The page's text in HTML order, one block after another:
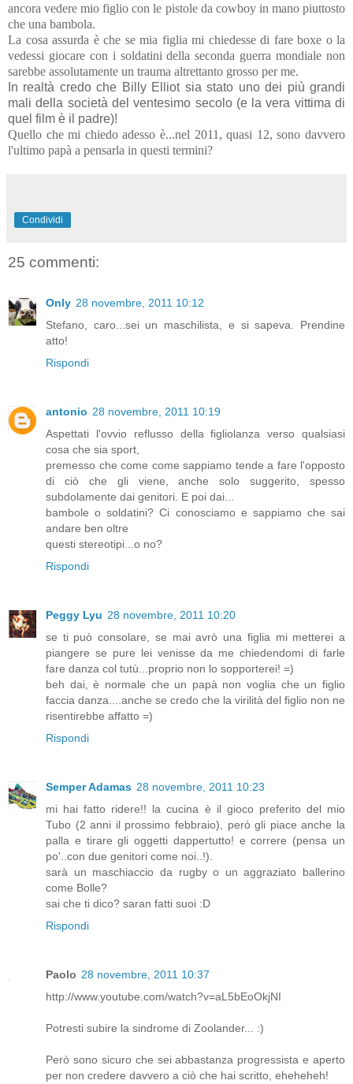
ancora vedere mio figlio con le pistole da cowboy in mano piuttosto
che una bambola.
La cosa assurda è che se mia figlia mi chiedesse di fare boxe o la
vedessi giocare con i soldatini della seconda guerra mondiale non
sarebbe assolutamente un trauma altrettanto grosso per me.
In realtà credo che Billy Elliot sia stato uno dei più grandi
mali della società del ventesimo secolo (e la vera vittima di
quel film è il padre)!
Quello che mi chiedo adesso è...nel 2011, quasi 12, sono davvero
l'ultimo papà a pensarla in questi termini?
Condividi
25 commenti:
Only 28 novembre, 2011 10:12
Stefano, caro...sei un maschilista, e si sapeva. Prendine
atto!
Rispondi
antonio 28 novembre, 2011 10:19
Aspettati l'ovvio reflusso della figliolanza verso qualsiasi
cosa che sia sport,
premesso che come come sappiamo tende a fare l'opposto
di ciò che gli viene, anche solo suggerito, spesso
subdolamente dai genitori. E poi dai...
bambole o soldatini? Ci conosciamo e sappiamo che sai
andare ben oltre
questi stereotipi...o no?
Rispondi
Peggy Lyu 28 novembre, 2011 10:20
se ti può consolare, se mai avrò una figlia mi metterei a
piangere se pure lei venisse da me chiedendomi di farle
fare danza col tutù...proprio non lo sopporterei! =)
beh dai, è normale che un papà non voglia che un figlio
faccia danza....anche se credo che la virilità del figlio non ne
risentirebbe affatto =)
Rispondi
Semper Adamas 28 novembre, 2011 10:23
mi hai fatto ridere!! la cucina è il gioco preferito del mio
Tubo (2 anni il prossimo febbraio), però gli piace anche la
palla e tirare gli oggetti dappertutto! e correre (pensa un
po'..con due genitori come noi..!).
sarà un maschiaccio da rugby o un aggraziato ballerino
come Bolle?
sai che ti dico? saran fatti suoi :D
Rispondi
Paolo 28 novembre, 2011 10:37
http://www.youtube.com/watch?v=aL5bEoOkjNI
Potresti subire la sindrome di Zoolander... :)
Però sono sicuro che sei abbastanza progressista e aperto
per non credere davvero a ciò che hai scritto, eheheheh!